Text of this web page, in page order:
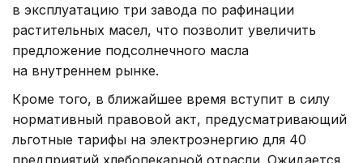
в эксплуатацию три завода по рафинации
растительных масел, что позволит увеличить
предложение подсолнечного масла
на внутреннем рынке.
Кроме того, в ближайшее время вступит в силу
нормативный правовой акт, предусматривающий
льготные тарифы на электроэнергию для 40